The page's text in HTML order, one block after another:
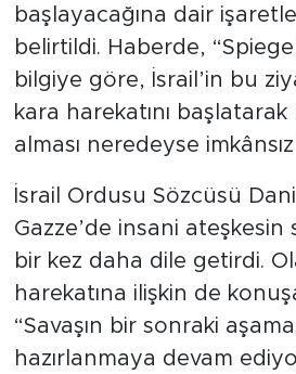
başlayacağına dair
belirtildi. Haberde,
bilgiye göre, İsrail’in bu
kara harekatını başlatarak
alması neredeyse
İsrail Ordusu Sözcüsü
Gazze’de insani ateşkesin
bir kez daha dile getirdi.
harekatına ilişkin de
“Savaşın bir sonraki
hazırlanmaya devam